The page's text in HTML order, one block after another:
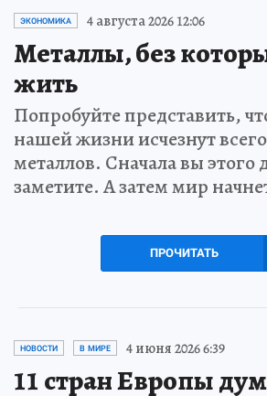
ЭКОНОМИКА 4 августа 2026 12:06
Металлы, без
жить
Попробуйте представить,
нашей жизни исчезнут
металлов. Сначала вы этого
заметите. А затем мир
ПРОЧИТАТЬ
НОВОСТИ В МИРЕ 4 июня 2026 6:39
11 стран Европы